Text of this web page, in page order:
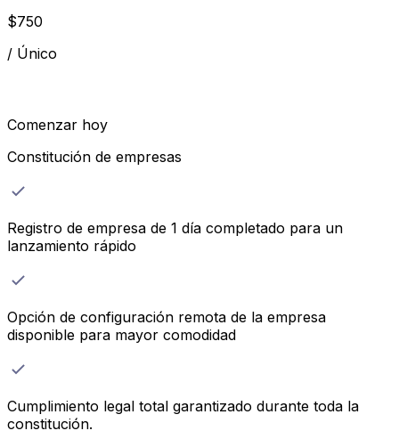
$750
/ Único
Comenzar hoy
Constitución de empresas
Registro de empresa de 1 día completado para un
lanzamiento rápido
Opción de configuración remota de la empresa
disponible para mayor comodidad
Cumplimiento legal total garantizado durante toda la
constitución.